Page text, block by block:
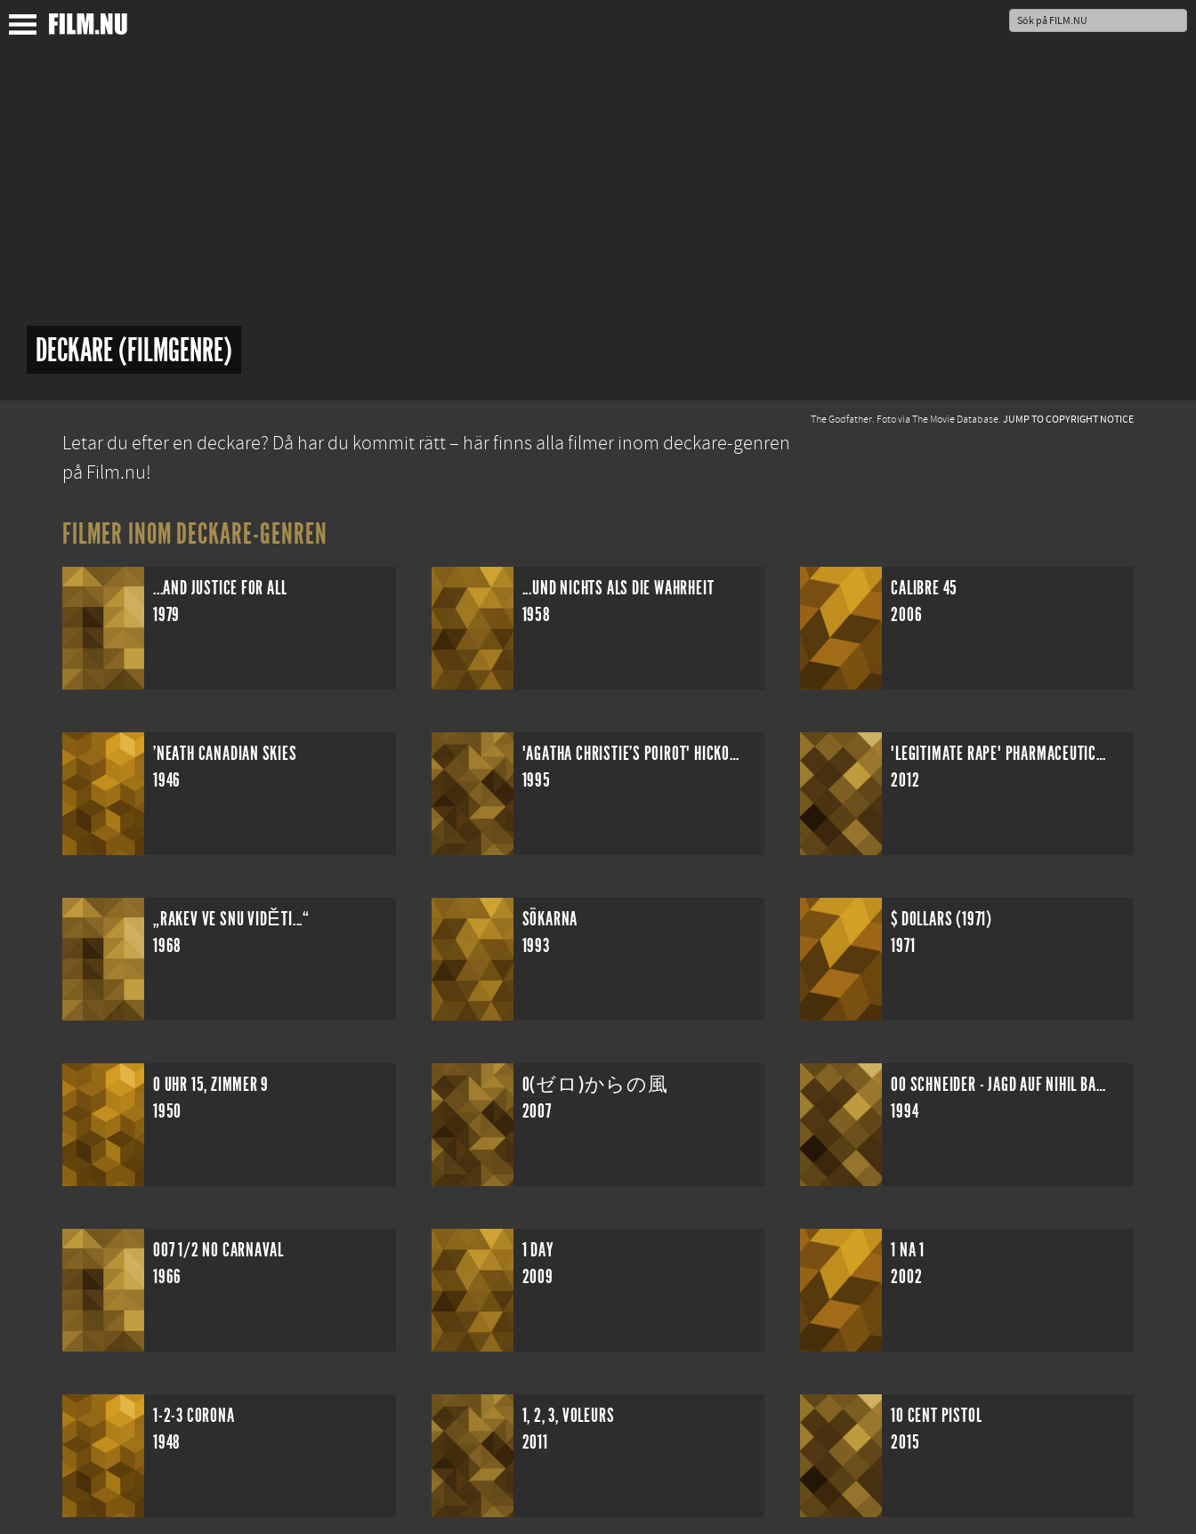
DECKARE (FILMGENRE)
The Godfather. Foto via The Movie Database. JUMP TO COPYRIGHT NOTICE
Letar du efter en deckare? Då har du kommit rätt – här finns alla filmer inom deckare-genren
på Film.nu!
FILMER INOM DECKARE-GENREN
...AND JUSTICE FOR ALL
1979
...UND NICHTS ALS DIE WAHRHEIT
1958
CALIBRE 45
2006
'NEATH CANADIAN SKIES
1946
"AGATHA CHRISTIE'S POIROT" HICKORY DICKORY DOCK
1995
"LEGITIMATE RAPE" PHARMACEUTICAL AD
2012
„RAKEV VE SNU VIDĚTI...“
1968
SÖKARNA
1993
$ DOLLARS (1971)
1971
0 UHR 15, ZIMMER 9
1950
0(ゼロ)からの風
2007
00 SCHNEIDER - JAGD AUF NIHIL BAXTER
1994
007 1/2 NO CARNAVAL
1966
1 DAY
2009
1 NA 1
2002
1-2-3 CORONA
1948
1, 2, 3, VOLEURS
2011
10 CENT PISTOL
2015